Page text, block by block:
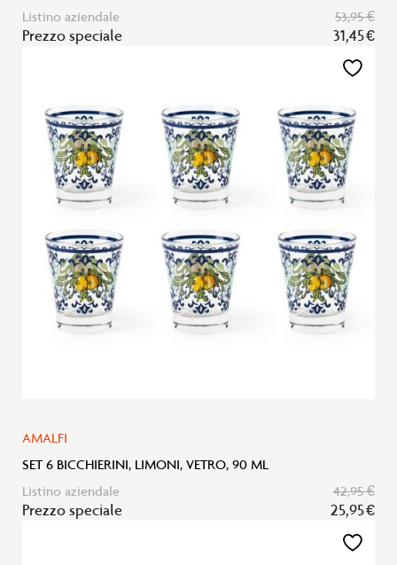
Listino aziendale
53,95 €
Prezzo speciale 31,45 €
AMALFI
SET 6 BICCHIERINI, LIMONI, VETRO, 90 ML
Listino aziendale
42,95 €
Prezzo speciale 25,95 €
Aggiungi
Aggiungi